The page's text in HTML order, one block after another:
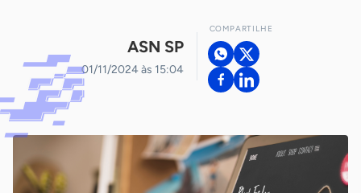
ASN SP
01/11/2024 às 15:04
COMPARTILHE